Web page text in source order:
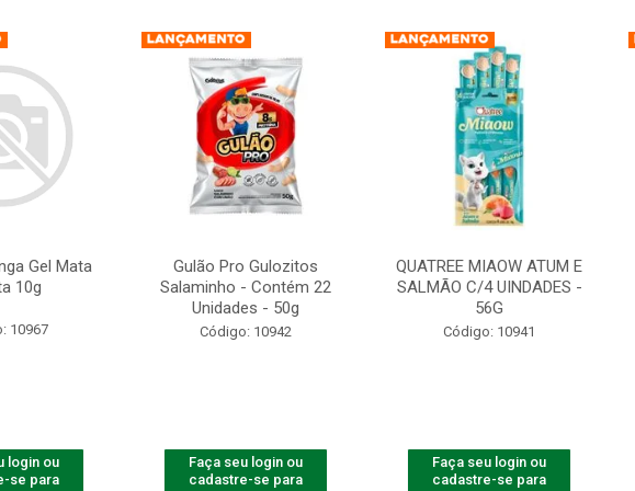
Gel Mata
10g
10967
login ou
se para
Gulão Pro Gulozitos
Salaminho - Contém 22
Unidades - 50g
Código: 10942
Faça seu login ou
cadastre-se para
QUATREE MIAOW ATUM E
SALMÃO C/4 UINDADES -
56G
Código: 10941
Faça seu login ou
cadastre-se para